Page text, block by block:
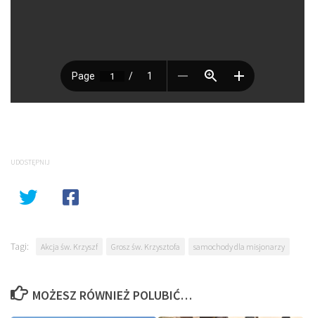
UDOSTĘPNIJ
Tagi: Akcja św. Krzyszf Grosz św. Krzysztofa samochody dla misjonarzy
MOŻESZ RÓWNIEŻ POLUBIĆ…